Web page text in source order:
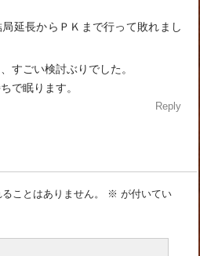
延長からＰＫまで行って敗れまし
すごい検討ぶりでした。
で眠ります。
Reply
ことはありません。 ※ が付いてい